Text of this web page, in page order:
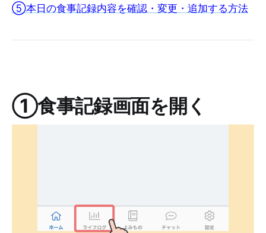
⑤本日の食事記録内容を確認・変更・追加する方法
①食事記録画面を開く